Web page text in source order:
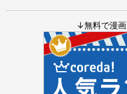
↓無料で漫